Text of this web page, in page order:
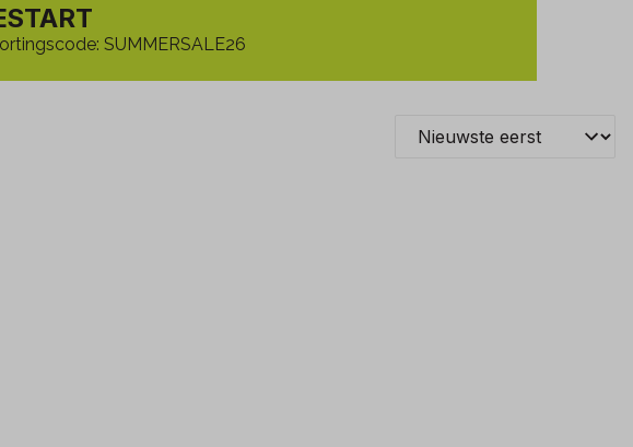
SUMMERSALE26